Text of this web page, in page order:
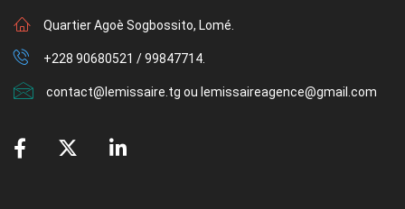
Quartier Agoè Sogbossito, Lomé.
+228 90680521 / 99847714.
contact@lemissaire.tg ou lemissaireagence@gmail.com